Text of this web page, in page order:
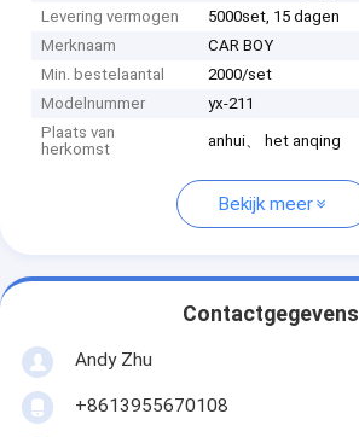
Levering vermogen
5000set, 15 dagen
Merknaam
CAR BOY
Min. bestelaantal
2000/set
Modelnummer
yx-211
Plaats van
herkomst
anhui、 het anqing
Bekijk meer
Contactgegevens
Andy Zhu
+8613955670108